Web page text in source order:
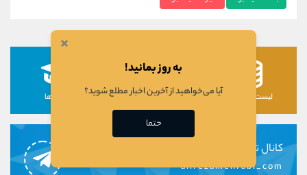
لیست رمزارزها لیست سهام ها دوره ها
کانال تلگرام
alirezamehrabi_com
×
به روز بمانید!
آیا می‌خواهید از آخرین اخبار مطلع شوید؟
حتما